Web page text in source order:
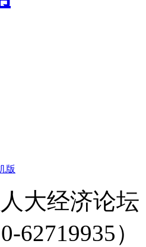
版
大经济论
62719935）